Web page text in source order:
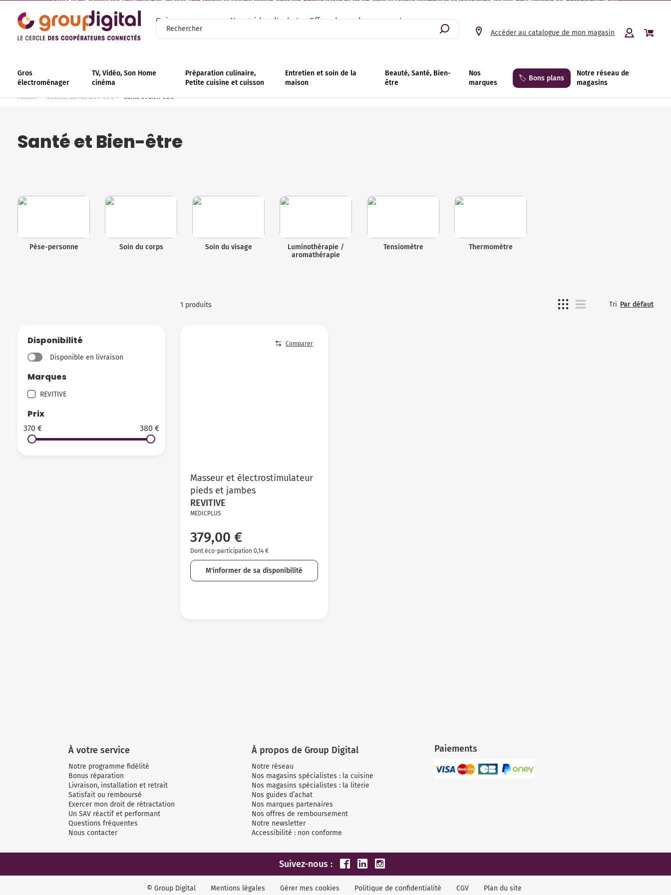
Qui sommes-nous Nos guides d'achat Offres de remboursement
Accéder au catalogue de mon magasin
Gros
électroménager
TV, Vidéo, Son Home
cinéma
Préparation culinaire,
Petite cuisine et cuisson
Entretien et soin de la
maison
Beauté, Santé, Bien-
être
Nos
marques
🏷️ Bons plans
Notre réseau de
magasins
Accueil Beauté, Santé, Bien-être Santé et Bien-être
Santé et Bien-être
Pèse-personne Soin du corps Soin du visage
Luminothérapie /
aromathérapie
Tensiomètre Thermomètre
Disponibilité
Disponible en livraison
Marques
REVITIVE
Prix
370 € 380 €
1 produits Tri Par défaut
Comparer
Masseur et électrostimulateur
pieds et jambes
REVITIVE
MEDICPLUS
379,00 €
Dont éco-participation 0,14 €
M'informer de sa disponibilité
À votre service
Notre programme fidélité
Bonus réparation
Livraison, installation et retrait
Satisfait ou remboursé
Exercer mon droit de rétractation
Un SAV réactif et performant
Questions fréquentes
Nous contacter
À propos de Group Digital
Notre réseau
Nos magasins spécialistes : la cuisine
Nos magasins spécialistes : la literie
Nos guides d’achat
Nos marques partenaires
Nos offres de remboursement
Notre newsletter
Accessibilité : non conforme
Paiements
Suivez-nous :
© Group Digital Mentions légales Gérer mes cookies Politique de confidentialité CGV Plan du site